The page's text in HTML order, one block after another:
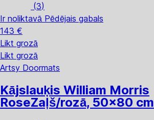
(3)
Ir noliktavā Pēdējais gabals
143 €
Likt grozā
Likt grozā
Artsy Doormats
Kājslauķis William Morris
RoseZaļš/rozā, 50x80 cm